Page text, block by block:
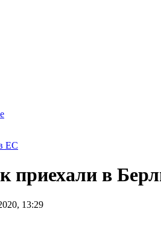
ЕС
приехали в
13:29